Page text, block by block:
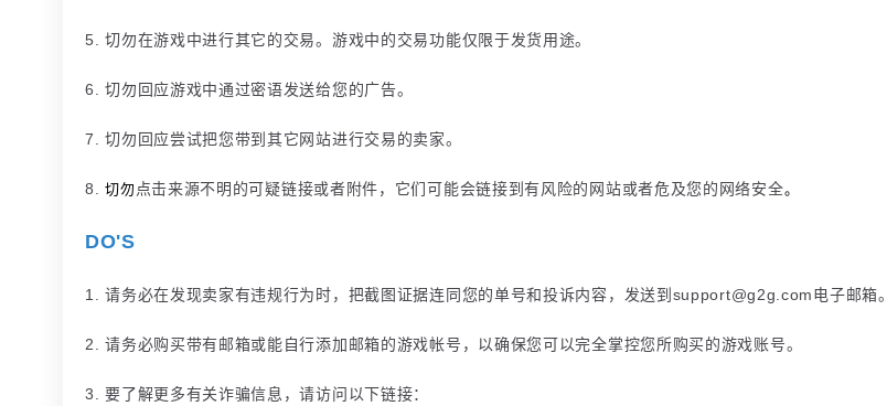
5. 切勿在游戏中进行其它的交易。游戏中的交易功能仅限于发货用途。
6. 切勿回应游戏中通过密语发送给您的广告。
7. 切勿回应尝试把您带到其它网站进行交易的卖家。
8.切勿 点击来源不明的可疑链接或者附件，它们可能会链接到有风险的网站或者危及您的网络安全。
DO'S
1. 请务必在发现卖家有违规行为时，把截图证据连同您的单号和投诉内容，发送到support@g2g.com电子邮箱。
2. 请务必购买带有邮箱或能自行添加邮箱的游戏帐号，以确保您可以完全掌控您所购买的游戏账号。
3. 要了解更多有关诈骗信息，请访问以下链接：